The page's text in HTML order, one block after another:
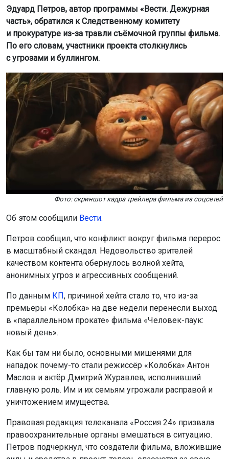
Фото: скриншот кадра трейлера фильма из соцсетей
Об этом сообщилиВести.
Петров сообщил, что конфликт вокруг фильма перерос
в масштабный скандал. Недовольство зрителей
качеством контента обернулось волной хейта,
анонимных угроз и агрессивных сообщений.
По данным П, причиной хейта стало то, что из-за
премьеры «Колобка» на две недели перенесли выход
в «параллельном прокате» фильма «Человек-паук:
новый день».
Как бы там ни было, основными мишенями для
нападок почему-то стали режиссёр «Колобка» Антон
Маслов и актёр Дмитрий Журавлев, исполнивший
главную роль. Им и их семьям угрожали расправой и
правоохранительные органы вмешаться в ситуацию.
Петров подчеркнул, что создатели фильма, вложившие
силы и средства в проект, теперь опасаются за свою
безопасность. Он также отметил, что необходимо
установить личности тех, кто скрывается за
анонимными аккаунтами и нарушает закон.
Ранее создатели «Ёлок-13»представилитизер-трейлер
новой части фильма.
Поделиться новостью:
Автор: Наталья Илькив
Читать все
публикации автора
Агентство новостейОТС-Горсайт